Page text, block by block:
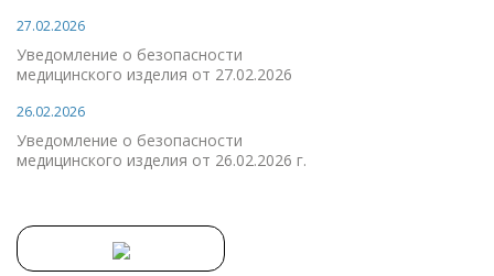
27.02.2026
Уведомление о безопасности
медицинского изделия от 27.02.2026
26.02.2026
Уведомление о безопасности
медицинского изделия от 26.02.2026 г.